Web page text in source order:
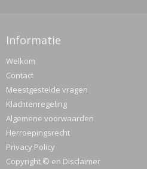
Informatie
Welkom
Contact
Meestgestelde vragen
Klachtenregeling
Algemene voorwaarden
Herroepingsrecht
Privacy Policy
Copyright © en Disclaimer